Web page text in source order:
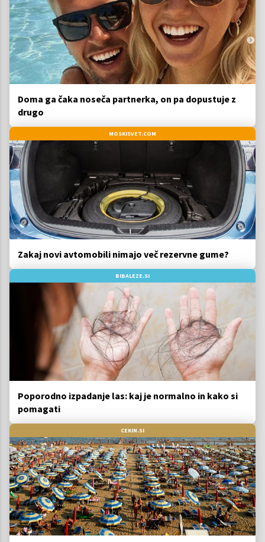
Doma ga čaka noseča partnerka, on pa dopustuje z
drugo
MOSKISVET.COM
Zakaj novi avtomobili nimajo več rezervne gume?
BIBALEZE.SI
Poporodno izpadanje las: kaj je normalno in kako si
pomagati
CEKIN.SI